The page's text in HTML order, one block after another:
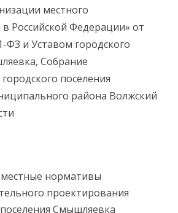
местного
Российской Федерации» от
ФЗ и Уставом городского
Собрание
поселения
района Волжский
нормативы
проектирования
Смышляевка